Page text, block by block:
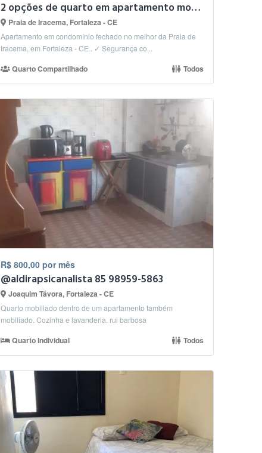
2 opções de quarto em apartamento mobiliado.
Praia de Iracema, Fortaleza - CE
Apartamento em condomínio fechado no melhor da Praia de
Iracema, em Fortaleza - CE.. ✓ Segurança co...
Quarto Compartilhado Todos
R$ 800,00 por mês
@aldirapsicanalista 85 98959-5863
Joaquim Távora, Fortaleza - CE
Quarto mobiliado dentro de um apartamento também
mobiliado. Cozinha e lavanderia. rui barbosa
Quarto Individual Todos